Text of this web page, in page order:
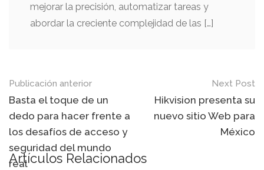
mejorar la precisión, automatizar tareas y
abordar la creciente complejidad de las […]
Mensaje
de
navegación
Publicación anterior
Basta el toque de un
dedo para hacer frente a
los desafíos de acceso y
seguridad del mundo
real
Next Post
Hikvision presenta su
nuevo sitio Web para
México
Artículos Relacionados